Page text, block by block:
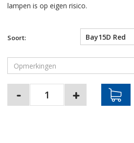
lampen is op eigen risico.
Soort: